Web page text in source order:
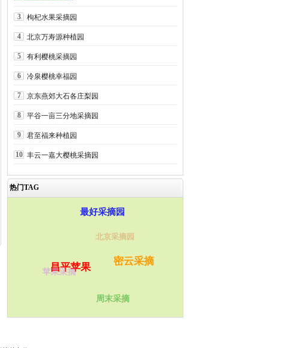
3 枸杞水果采摘园
4 北京万寿源种植园
5 有利樱桃采摘园
6 冷泉樱桃幸福园
7 京东燕郊大石各庄梨园
8 平谷一亩三分地采摘园
9 君至福来种植园
10 丰云一嘉大樱桃采摘园
热门TAG
昌平苹果
苹果采摘
周末采摘
密云采摘
最好采摘园
北京采摘园